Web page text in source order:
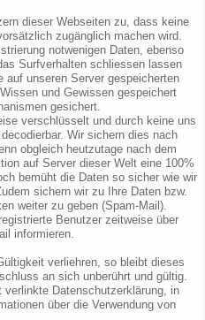
dieser Webseiten zu, dass keine
zugänglich machen wird.
notwenigen Daten, ebenso
Surfverhalten schliessen lassen
auf unseren Server gespeicherten
und Gewissen gespeichert
gesichert.
verschlüsselt und durch keine uns
Wir sichern dies nach
obgleich heutzutage nach dem
auf Server dieser Welt eine 100%
bemüht die Daten so sicher wie wir
sichern wir zu Ihre Daten bzw.
weiter zu geben (Spam-Mail).
Benutzer zeitweise über
informieren.
verliehren, so bleibt dieses
an sich unberührt und gültig.
verlinkte Datenschutzerklärung, in
über die Verwendung von